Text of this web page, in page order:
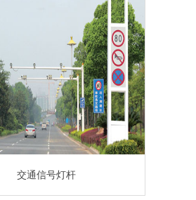
交通信号灯杆